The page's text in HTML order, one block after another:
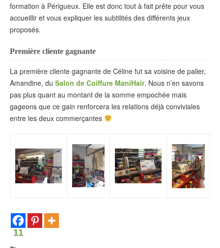
formation à Périgueux. Elle est donc tout à fait prête pour vous
accueillir et vous expliquer les subtilités des différents jeux
proposés.
Première cliente gagnante
La première cliente gagnante de Céline fut sa voisine de palier,
Amandine, du Salon de Coiffure ManiHair. Nous n’en savons
pas plus quant au montant de la somme empochée mais
gageons que ce gain renforcera les relations déjà conviviales
entre les deux commerçantes
11